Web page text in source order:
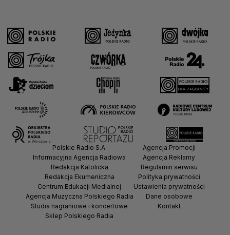
Polskie Radio S.A.
Informacyjna Agencja Radiowa
Redakcja Katolicka
Redakcja Ekumeniczna
Centrum Edukacji Medialnej
Agencja Muzyczna Polskiego Radia
Studia nagraniowe i koncertowe
Sklep Polskiego Radia
Agencja Promocji
Agencja Reklamy
Regulamin serwisu
Polityka prywatności
Ustawienia prywatności
Dane osobowe
Kontakt